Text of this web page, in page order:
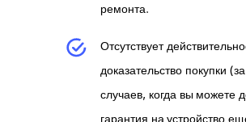
ремонта.
Отсутствует
доказательство покупки
случаев, когда вы можете
гарантия на устройство